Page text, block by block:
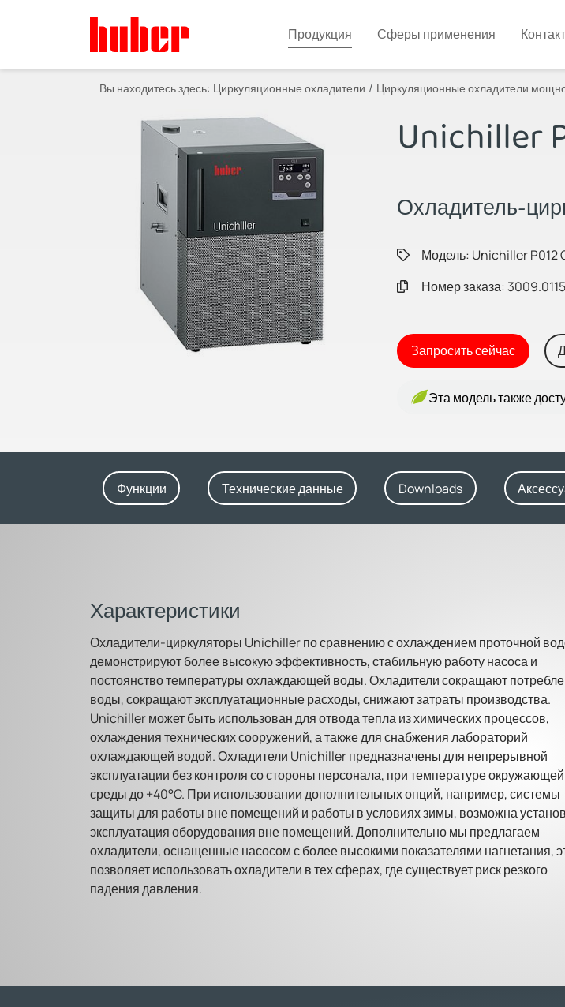
Продукция Сферы применения
Вы находитесь здесь: Циркуляционные охладители Циркуляционные охладители
Unichiller
Охладитель-
Модель: Unichiller P012
Номер заказа:
Запросить сейчас
Эта модель также
Функции Технические данные Downloads
Характеристики
Охладители-циркуляторы Unichiller по сравнению с охлаждением проточной
демонстрируют более высокую эффективность, стабильную работу насоса и
постоянство температуры охлаждающей воды. Охладители сокращают
воды, сокращают эксплуатационные расходы, снижают затраты производства.
Unichiller может быть использован для отвода тепла из химических процессов,
охлаждения технических сооружений, а также для снабжения лабораторий
охлаждающей водой. Охладители Unichiller предназначены для непрерывной
эксплуатации без контроля со стороны персонала, при температуре окружающей
среды до +40°C. При использовании дополнительных опций, например, системы
защиты для работы вне помещений и работы в условиях зимы, возможна
эксплуатация оборудования вне помещений. Дополнительно мы предлагаем
охладители, оснащенные насосом с более высокими показателями нагнетания,
позволяет использовать охладители в тех сферах, где существует риск резкого
падения давления.